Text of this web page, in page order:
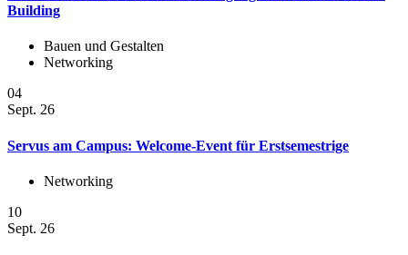
Building
Bauen und Gestalten
Networking
04
Sept. 26
Servus am Campus: Welcome-Event für Erstsemestrige
Networking
10
Sept. 26